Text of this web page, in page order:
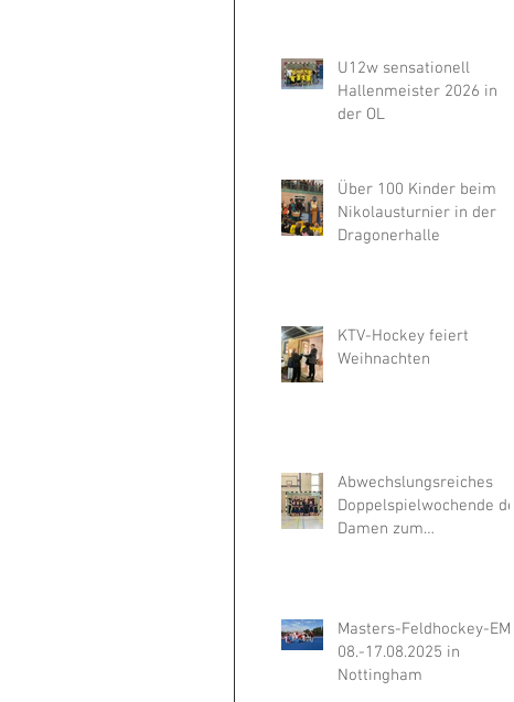
U12w sensationell
Hallenmeister 2026 in
der OL
Über 100 Kinder beim
Nikolausturnier in der
Dragonerhalle
KTV-Hockey feiert
Weihnachten
Abwechslungsreiches
Doppelspielwochende der
Damen zum
Masters-Feldhockey-EM,
08.-17.08.2025 in
Nottingham